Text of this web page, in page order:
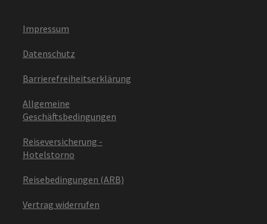
Impressum
Datenschutz
Barrierefreiheitserklärung
Allgemeine
Geschäftsbedingungen
Reiseversicherung -
Hotelstorno
Reisebedingungen (ARB)
Vertrag widerrufen